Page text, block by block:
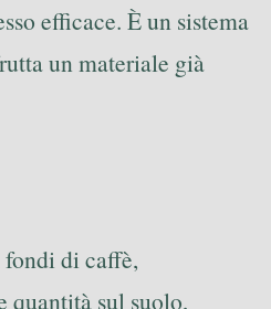
efficace. È un sistema
un materiale già
di caffè,
quantità sul suolo,